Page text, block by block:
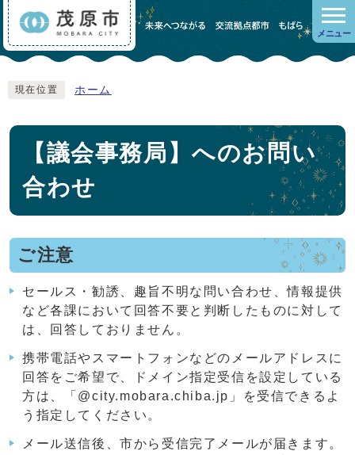
メニュー
現在位置 ホーム
【議会事務局】へのお問い
合わせ
ご注意
セールス・勧誘、趣旨不明な問い合わせ、情報提供
など各課において回答不要と判断したものに対して
は、回答しておりません。
携帯電話やスマートフォンなどのメールアドレスに
回答をご希望で、ドメイン指定受信を設定している
方は、「@city.mobara.chiba.jp」を受信できるよ
う指定してください。
メール送信後、市から受信完了メールが届きます。